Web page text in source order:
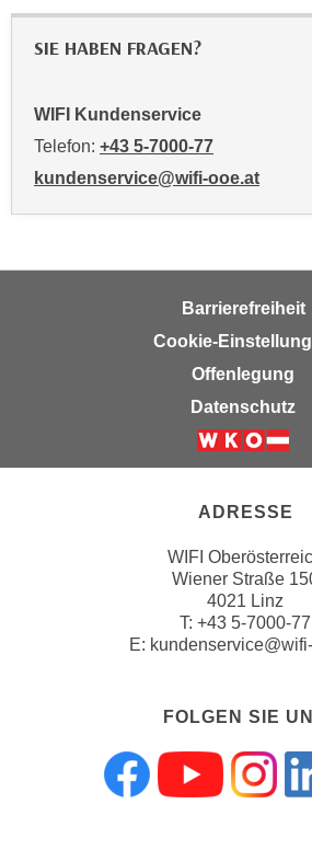
SIE HABEN FRAGEN?
WIFI Kundenservice
Telefon: +43 5-7000-77
kundenservice@wifi-ooe.at
Barrierefreiheit
Cookie-
Offenlegung
Datenschutz
ADRESSE
WIFI
Wiener Straße
4021 Linz
T: +43 5-7000-77
E:
FOLGEN SIE
Folgen